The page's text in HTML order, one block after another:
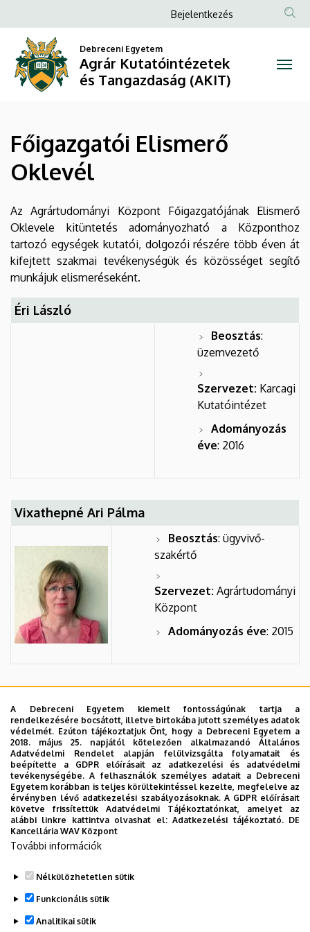
Elismerő
Oklevél
Agrár
Kutatóintézetek
és
Tangazdaság
(AKIT)
a
tartalomra
Anonim
fiók
menüje
Bejelentkezés
Debreceni Egyetem
Agrár Kutatóintézetek
és Tangazdaság (AKIT)
Főigazgatói Elismerő
Oklevél
Az Agrártudományi Központ Főigazgatójának Elismerő
Oklevele kitüntetés adományozható a Központhoz
tartozó egységek kutatói, dolgozói részére több éven át
kifejtett szakmai tevékenységük és közösséget segítő
munkájuk elismeréseként.
Éri László
Beosztás:
üzemvezető
Szervezet: Karcagi
Kutatóintézet
Adományozás
éve: 2016
Vixathepné Ari Pálma
Beosztás: ügyvivő-
szakértő
Szervezet: Agrártudományi
Központ
Adományozás éve: 2015
Beosztás:
tudományos munkatárs
Szervezet:Nyíregyházi
Kutatóintézet
Adományozás éve :
Legutóbbi frissítés: 2023. 03. 06. 16:29
A Debreceni Egyetem kiemelt fontosságúnak tartja a
rendelkezésére bocsátott, illetve birtokába jutott személyes adatok
védelmét. Ezúton tájékoztatjuk Önt, hogy a Debreceni Egyetem a
2018. május 25. napjától kötelezően alkalmazandó Általános
Adatvédelmi Rendelet alapján felülvizsgálta folyamatait és
beépítette a GDPR előírásait az adatkezelési és adatvédelmi
tevékenységébe. A felhasználók személyes adatait a Debreceni
Egyetem korábban is teljes körültekintéssel kezelte, megfelelve az
érvényben lévő adatkezelési szabályozásoknak. A GDPR előírásait
követve frissítettük Adatvédelmi Tájékoztatónkat, amelyet az
alábbi linkre kattintva olvashat el:Adatkezelési tájékoztató. DE
Kancellária WAV Központ
További információk
Nélkülözhetetlen sütik
Funkcionális sütik
Analitikai sütik